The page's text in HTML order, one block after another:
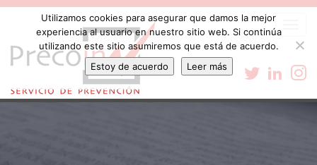
Utilizamos cookies para asegurar que damos la mejor
experiencia al usuario en nuestro sitio web. Si continúa
utilizando este sitio asumiremos que está de acuerdo.
Estoy de acuerdo
Leer más